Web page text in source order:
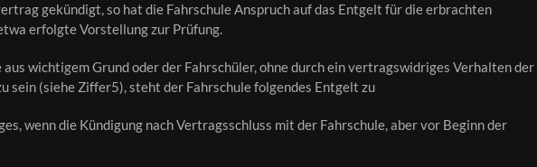
gekündigt, so hat die Fahrschule Anspruch auf das Entgelt für die erbrachten
erfolgte Vorstellung zur Prüfung.
aus wichtigem Grund oder der Fahrschüler, ohne durch ein vertragswidriges Verhalten der
sein (siehe Ziffer5), steht der Fahrschule folgendes Entgelt zu
wenn die Kündigung nach Vertragsschluss mit der Fahrschule, aber vor Beginn der